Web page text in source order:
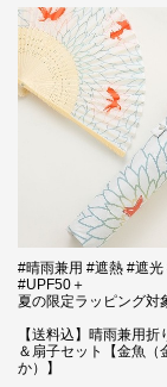
#晴雨兼用 #遮熱 #遮光
#UPF50＋
夏の限定ラッピング対
【送料込】晴雨兼用
＆扇子セット【金魚（
か）】